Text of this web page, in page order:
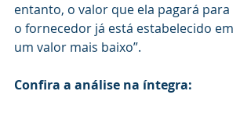
entanto, o valor que ela pagará para
o fornecedor já está estabelecido em
um valor mais baixo”.
Confira a análise na íntegra: